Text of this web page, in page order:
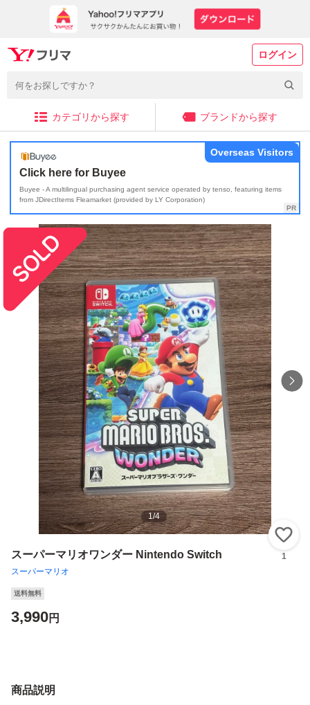
ログイン
カテゴリから探す ブランドから探す
Click here for Buyee
Buyee - A multilingual purchasing agent service operated by tenso, featuring items
from JDirectItems Fleamarket (provided by LY Corporation)
Overseas Visitors
1/4
スーパーマリオワンダー Nintendo Switch
スーパーマリオ
1
送料無料
3,990円
商品説明